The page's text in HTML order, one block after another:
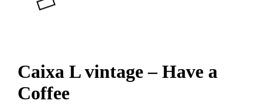
Caixa L vintage – Have a
Coffee